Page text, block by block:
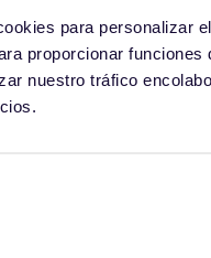
para personalizar
proporcionar funciones
nuestro tráfico
de bares y
para pasar una